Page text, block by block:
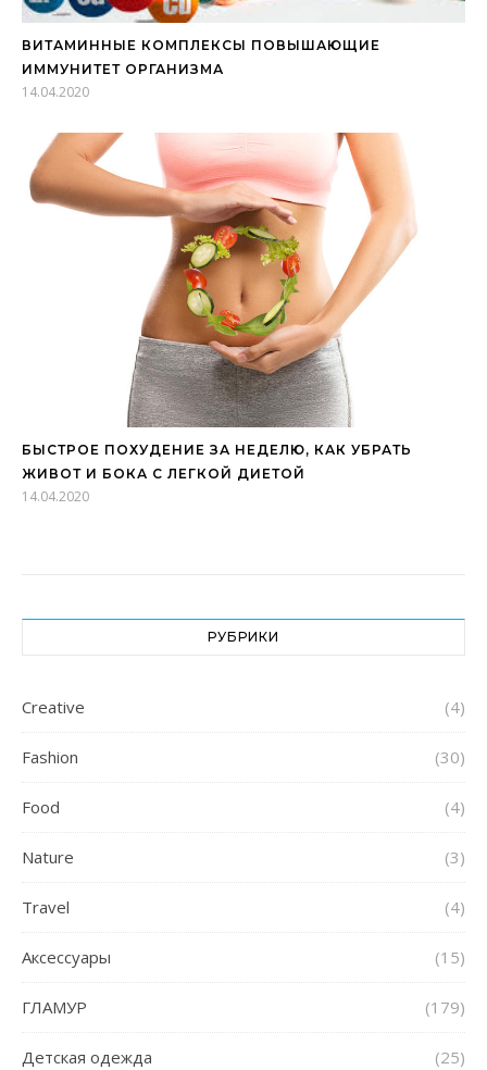
ВИТАМИННЫЕ КОМПЛЕКСЫ ПОВЫШАЮЩИЕ
ИММУНИТЕТ ОРГАНИЗМА
14.04.2020
БЫСТРОЕ ПОХУДЕНИЕ ЗА НЕДЕЛЮ, КАК УБРАТЬ
ЖИВОТ И БОКА С ЛЕГКОЙ ДИЕТОЙ
14.04.2020
РУБРИКИ
Creative (4)
Fashion (30)
Food (4)
Nature (3)
Travel (4)
Аксессуары (15)
ГЛАМУР (179)
Детская одежда (25)